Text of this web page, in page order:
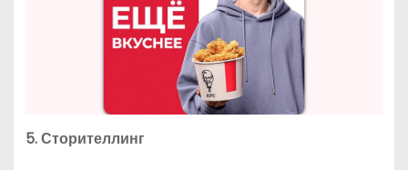
5. Сторителлинг